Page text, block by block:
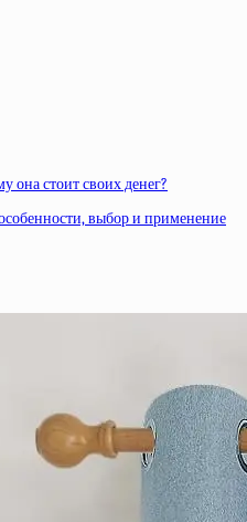
она стоит своих денег?
выбор и применение